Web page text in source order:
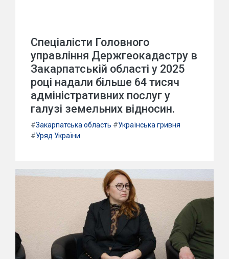
Спеціалісти Головного
управління Держгеокадастру в
Закарпатській області у 2025
році надали більше 64 тисяч
адміністративних послуг у
галузі земельних відносин.
#Закарпатська область #Українська гривня
#Уряд України